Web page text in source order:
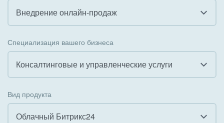
Внедрение онлайн-продаж
Внедрение КЭДО
Интеграция с 1С
Специализация вашего бизнеса
Консалтинговые и управленческие услуги
Вид продукта
Облачный Битрикс24